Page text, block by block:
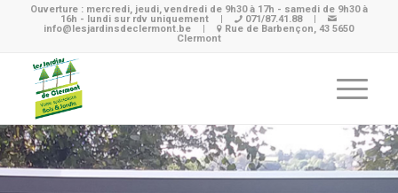
Ouverture : mercredi, jeudi, vendredi de 9h30 à 17h - samedi de 9h30 à
16h - lundi sur rdv uniquement
| 071/87.41.88
|
info@lesjardinsdeclermont.be
|
Rue de Barbençon, 43 5650
Clermont